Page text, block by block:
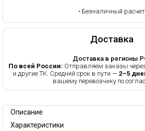
• Безналичный расчет
Доставка
Доставка в регионы
По всей России: Отправляем заказы
и другие ТК. Средний срок в пути — 2–5
вашему перевозчику по
Описание
Характеристики